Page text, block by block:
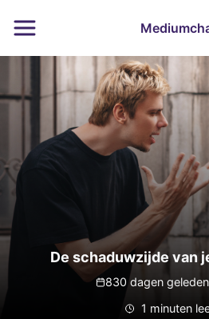
De schaduwzijde van
830 dagen
1 minuten